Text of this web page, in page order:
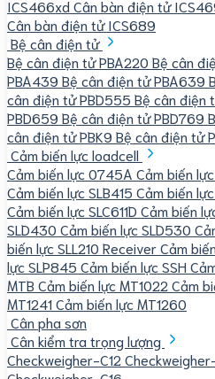
ICS466xd Cân bàn điện tử
Cân bàn điện tử ICS689
Bệ cân điện tử
Bệ cân điện tử PBA220 Bệ cân
PBA439 Bệ cân điện tử PBA639
cân điện tử PBD555 Bệ cân điện
PBD659 Bệ cân điện tử PBD769
cân điện tử PBK9 Bệ cân điện tử
Cảm biến lực loadcell
Cảm biến lực 0745A Cảm biến
Cảm biến lực SLB415 Cảm biến
Cảm biến lực SLC611D Cảm biến
SLD430 Cảm biến lực SLD530
biến lực SLL210 ReceiverCảm
lực SLP845 Cảm biến lực SSH
MTB Cảm biến lực MT1022 Cảm
MT1241Cảm biến lực MT1260
Cân pha sơn
Cân kiểm tra trọng lượng
Checkweigher-C12